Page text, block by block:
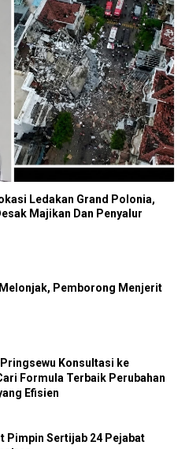
Ledakan Grand Polonia,
Majikan Dan Penyalur
Pemborong Menjerit
Pringsewu Konsultasi ke
Formula Terbaik Perubahan
Efisien
Pimpin Sertijab 24 Pejabat